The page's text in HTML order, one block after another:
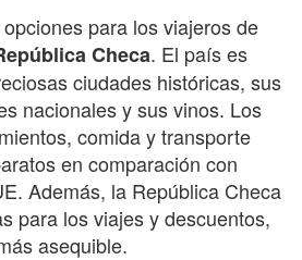
para los viajeros de
Checa. El país es
ciudades históricas, sus
nacionales y sus vinos. Los
comida y transporte
en comparación con
Además, la República Checa
para los viajes y descuentos,
asequible.